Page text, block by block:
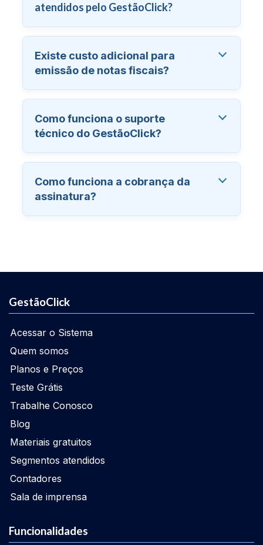
atendidos pelo GestãoClick?
Existe custo adicional para
emissão de notas fiscais?
Como funciona o suporte
técnico do GestãoClick?
Como funciona a cobrança da
assinatura?
GestãoClick
Acessar o Sistema
Quem somos
Planos e Preços
Teste Grátis
Trabalhe Conosco
Blog
Materiais gratuitos
Segmentos atendidos
Contadores
Sala de imprensa
Funcionalidades